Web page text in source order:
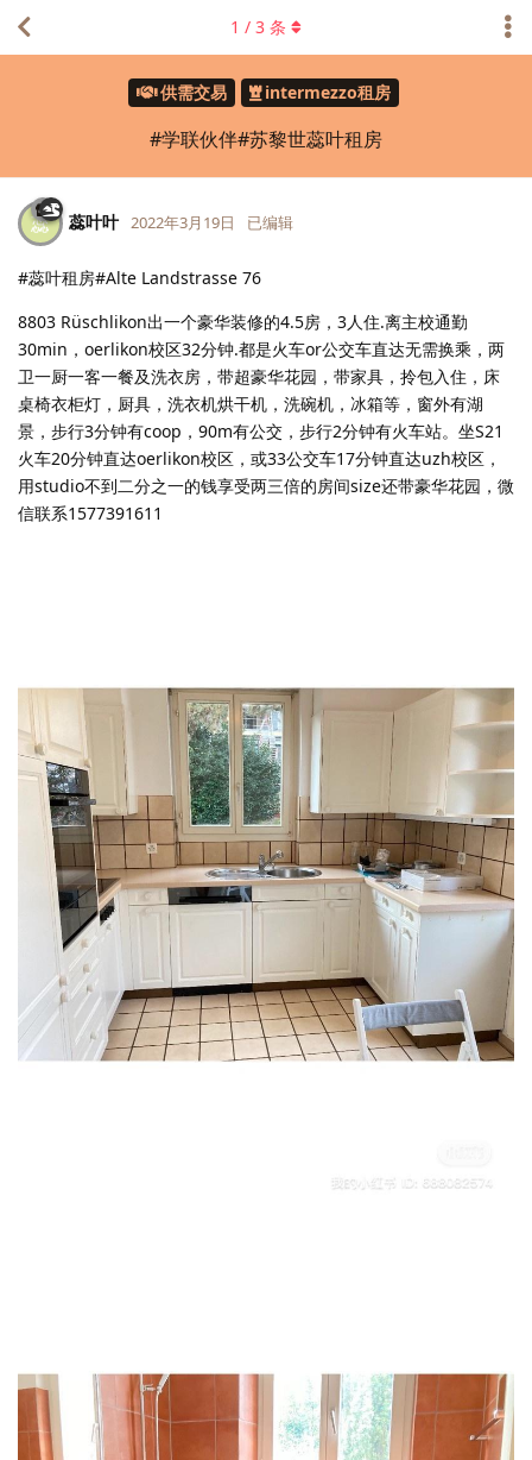
供需交易 intermezzo租房
#学联伙伴#苏黎世蕊叶租房
1 / 3 条
蕊 蕊叶叶 2022年3月19日 已编辑
#蕊叶租房#Alte Landstrasse 76
8803 Rüschlikon出一个豪华装修的4.5房，3人住.离主校通勤
30min，oerlikon校区32分钟.都是火车or公交车直达无需换乘，两
卫一厨一客一餐及洗衣房，带超豪华花园，带家具，拎包入住，床
桌椅衣柜灯，厨具，洗衣机烘干机，洗碗机，冰箱等，窗外有湖
景，步行3分钟有coop，90m有公交，步行2分钟有火车站。坐S21
火车20分钟直达oerlikon校区，或33公交车17分钟直达uzh校区，
用studio不到二分之一的钱享受两三倍的房间size还带豪华花园，微
信联系1577391611